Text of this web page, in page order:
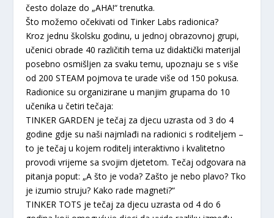
često dolaze do „AHA!“ trenutka.
Što možemo očekivati od Tinker Labs radionica?
Kroz jednu školsku godinu, u jednoj obrazovnoj grupi,
učenici obrade 40 različitih tema uz didaktički materijal
posebno osmišljen za svaku temu, upoznaju se s više
od 200 STEAM pojmova te urade više od 150 pokusa.
Radionice su organizirane u manjim grupama do 10
učenika u četiri tečaja:
TINKER GARDEN je tečaj za djecu uzrasta od 3 do 4
godine gdje su naši najmlađi na radionici s roditeljem –
to je tečaj u kojem roditelj interaktivno i kvalitetno
provodi vrijeme sa svojim djetetom. Tečaj odgovara na
pitanja poput: „A što je voda? Zašto je nebo plavo? Tko
je izumio struju? Kako rade magneti?“
TINKER TOTS je tečaj za djecu uzrasta od 4 do 6